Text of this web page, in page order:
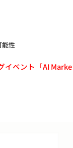
能性
イベント「AI Marke